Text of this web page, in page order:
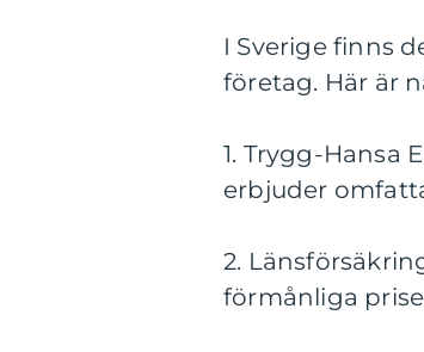
I Sverige finns
företag. Här är
1. Trygg-Hansa
erbjuder
2.
förmånliga